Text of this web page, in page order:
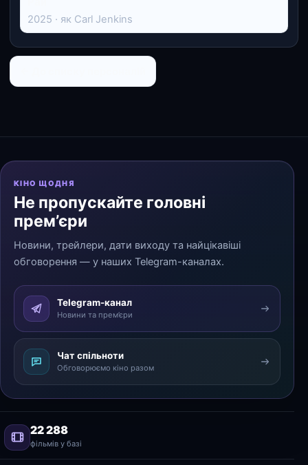
2025 · як Carl Jenkins
КІНО ЩОДНЯ
Не пропускайте головні
прем’єри
Новини, трейлери, дати виходу та найцікавіші
обговорення — у наших Telegram-каналах.
Telegram-канал
Новини та прем’єри
Чат спільноти
Обговорюємо кіно разом
22 288
фільмів у базі